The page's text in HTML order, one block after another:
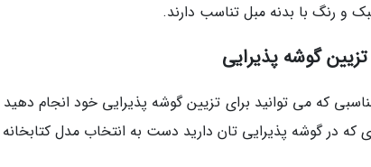
و رنگ با بدنه مبل تناسب دارند.
تزیین گوشه پذیرایی
که می توانید برای تزیین گوشه پذیرایی خود انجام
که در گوشه پذیرایی تان دارید دست به انتخاب مدل کتابخانه